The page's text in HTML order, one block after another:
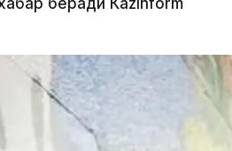
беради Кazinform